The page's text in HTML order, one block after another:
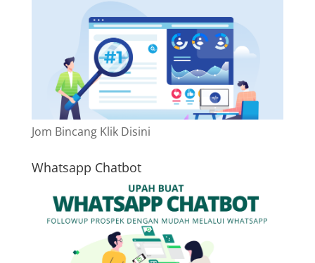
Jom Bincang Klik Disini
Whatsapp Chatbot